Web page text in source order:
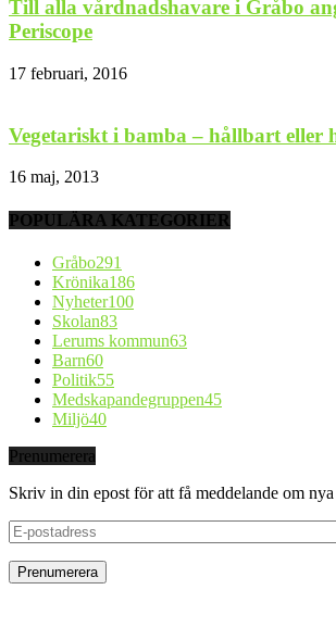
Till alla vårdnadshavare i Gråbo
Periscope
17 februari, 2016
Vegetariskt i bamba – hållbart eller
16 maj, 2013
POPULÄRA KATEGORIER
Gråbo291
Krönika186
Nyheter100
Skolan83
Lerums kommun63
Barn60
Politik55
Medskapandegruppen45
Miljö40
Prenumerera
Skriv in din epost för att få meddelande om
E-
postadress